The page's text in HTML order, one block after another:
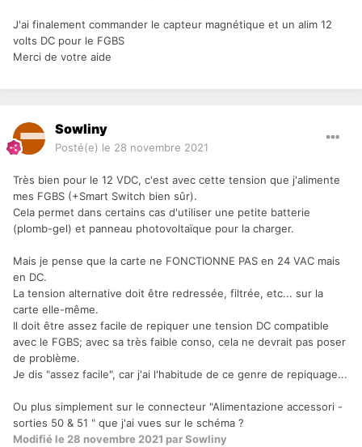
J'ai finalement commander le capteur magnétique et un alim 12
volts DC pour le FGBS
Merci de votre aide
Sowliny
Posté(e) le 28 novembre 2021
Très bien pour le 12 VDC, c'est avec cette tension que j'alimente
mes FGBS (+Smart Switch bien sûr).
Cela permet dans certains cas d'utiliser une petite batterie
(plomb-gel) et panneau photovoltaïque pour la charger.
Mais je pense que la carte ne FONCTIONNE PAS en 24 VAC mais
en DC.
La tension alternative doit être redressée, filtrée, etc... sur la
carte elle-même.
Il doit être assez facile de repiquer une tension DC compatible
avec le FGBS; avec sa très faible conso, cela ne devrait pas poser
de problème.
Je dis "assez facile", car j'ai l'habitude de ce genre de repiquage...
Ou plus simplement sur le connecteur "Alimentazione accessori -
sorties 50 & 51 " que j'ai vues sur le schéma ?
Modifié le 28 novembre 2021 par Sowliny